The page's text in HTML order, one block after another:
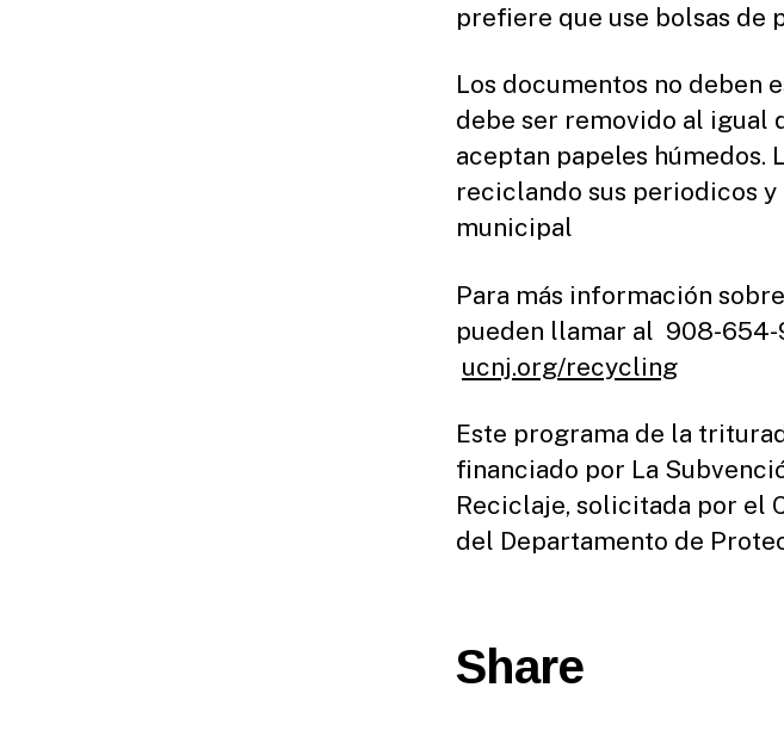
prefiere que use bolsas de
Los documentos no deben
debe ser removido al igual
aceptan papeles húmedos.
reciclando sus periodicos
municipal
Para más información
pueden llamar al 908-
ucnj.org/recycling
Este programa de la
financiado por La
Reciclaje, solicitada por el
del Departamento de
Share